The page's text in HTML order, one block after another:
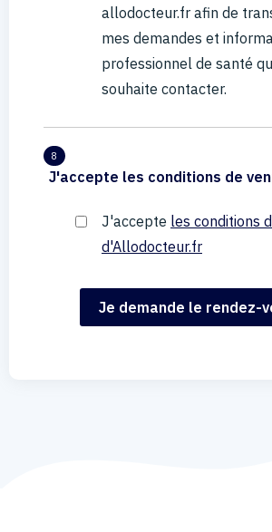
allodocteur.fr afin de
mes demandes et
professionnel de santé
souhaite contacter.
8
J'accepte les conditions de
J'accepte les conditions
d'Allodocteur.fr